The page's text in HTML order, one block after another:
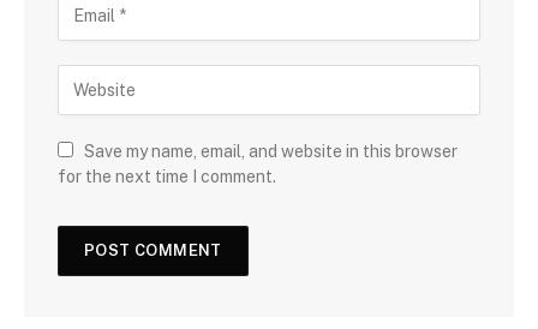
Save my name, email, and website in this browser
for the next time I comment.